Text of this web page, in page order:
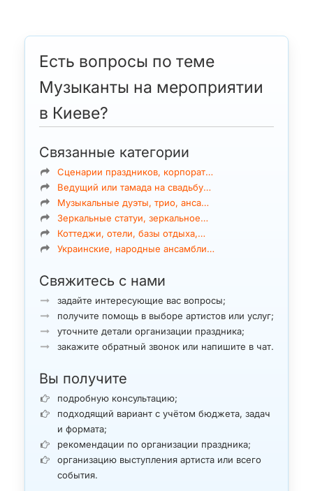
Есть вопросы по теме
Музыканты на мероприятии
в Киеве?
Связанные категории
Сценарии праздников, корпорат…
Ведущий или тамада на свадьбу…
Музыкальные дуэты, трио, анса…
Зеркальные статуи, зеркальное…
Коттеджи, отели, базы отдыха,…
Украинские, народные ансамбли…
Свяжитесь с нами
задайте интересующие вас вопросы;
получите помощь в выборе артистов или услуг;
уточните детали организации праздника;
закажите обратный звонок или напишите в чат.
Вы получите
подробную консультацию;
подходящий вариант с учётом бюджета, задач
и формата;
рекомендации по организации праздника;
организацию выступления артиста или всего
события.